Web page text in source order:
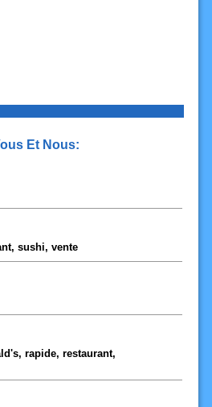
Et Nous:
sushi, vente
rapide, restaurant,